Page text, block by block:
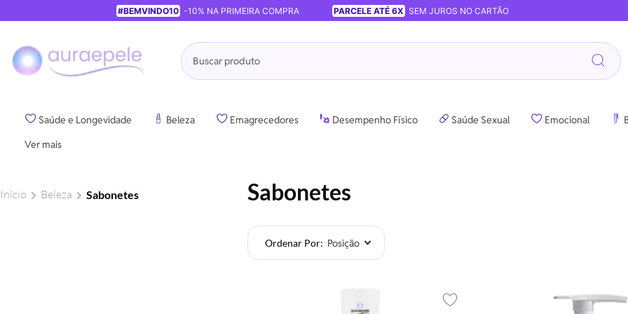
#BEMVINDO10 -10% NA PRIMEIRA COMPRA PARCELE ATÉ 6X SEM JUROS NO CARTÃO
Pesquisa
Saúde e Longevidade Beleza Emagrecedores Desempenho Físico Saúde Sexual Emocional
Ver mais
Sabonetes
Foram
encontrados:
Ordenar Por
Adicionar aos favoritos
Início Beleza Sabonetes